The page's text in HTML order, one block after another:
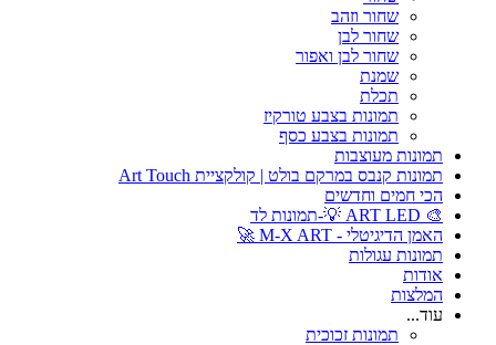
שחור וזהב
שחור לבן
שחור לבן ואפור
שמנת
תכלת
תמונות בצבע טורקיז
תמונות בצבע כסף
תמונות מעוצבות
תמונות קנבס במרקם בולט | קולקציית Art Touch
הכי חמים וחדשים
🎨 ART LED 💡-תמונות לד
האמן הדיגיטלי - M-X ART 🚀
תמונות עגולות
אודות
המלצות
עוד...
תמונות זכוכית